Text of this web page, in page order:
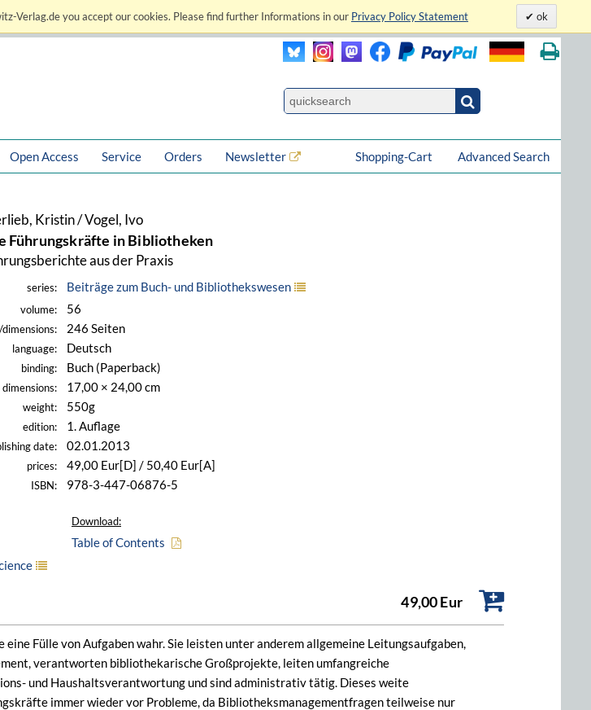
Verlag.de you accept our cookies. Please find further Informations in our Privacy Policy Statement ok
Open Access Service Orders Newsletter Advanced Search
Shopping-Cart
Kristin / Vogel, Ivo
Führungskräfte in Bibliotheken
aus der Praxis
series: Beiträge zum Buch- und Bibliothekswesen
volume: 56
dimensions: 246 Seiten
language: Deutsch
binding: Buch (Paperback)
dimensions: 17,00 × 24,00 cm
weight: 550g
edition: 1. Auflage
date: 02.01.2013
prices: 49,00 Eur[D] / 50,40 Eur[A]
ISBN: 978-3-447-06876-5
Download:
Table of Contents
49,00 Eur
Fülle von Aufgaben wahr. Sie leisten unter anderem allgemeine Leitungsaufgaben,
verantworten bibliothekarische Großprojekte, leiten umfangreiche
und Haushaltsverantwortung und sind administrativ tätig. Dieses weite
immer wieder vor Probleme, da Bibliotheksmanagementfragen teilweise nur